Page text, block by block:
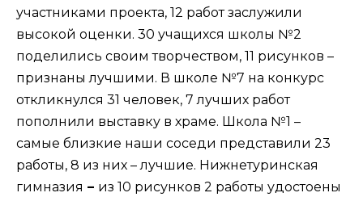
участниками проекта, 12 работ заслужили
высокой оценки. 30 учащихся школы №2
поделились своим творчеством, 11 рисунков –
признаны лучшими. В школе №7 на конкурс
откликнулся 31 человек, 7 лучших работ
пополнили выставку в храме. Школа №1 –
самые близкие наши соседи представили 23
работы, 8 из них – лучшие. Нижнетуринская
гимназия – из 10 рисунков 2 работы удостоены